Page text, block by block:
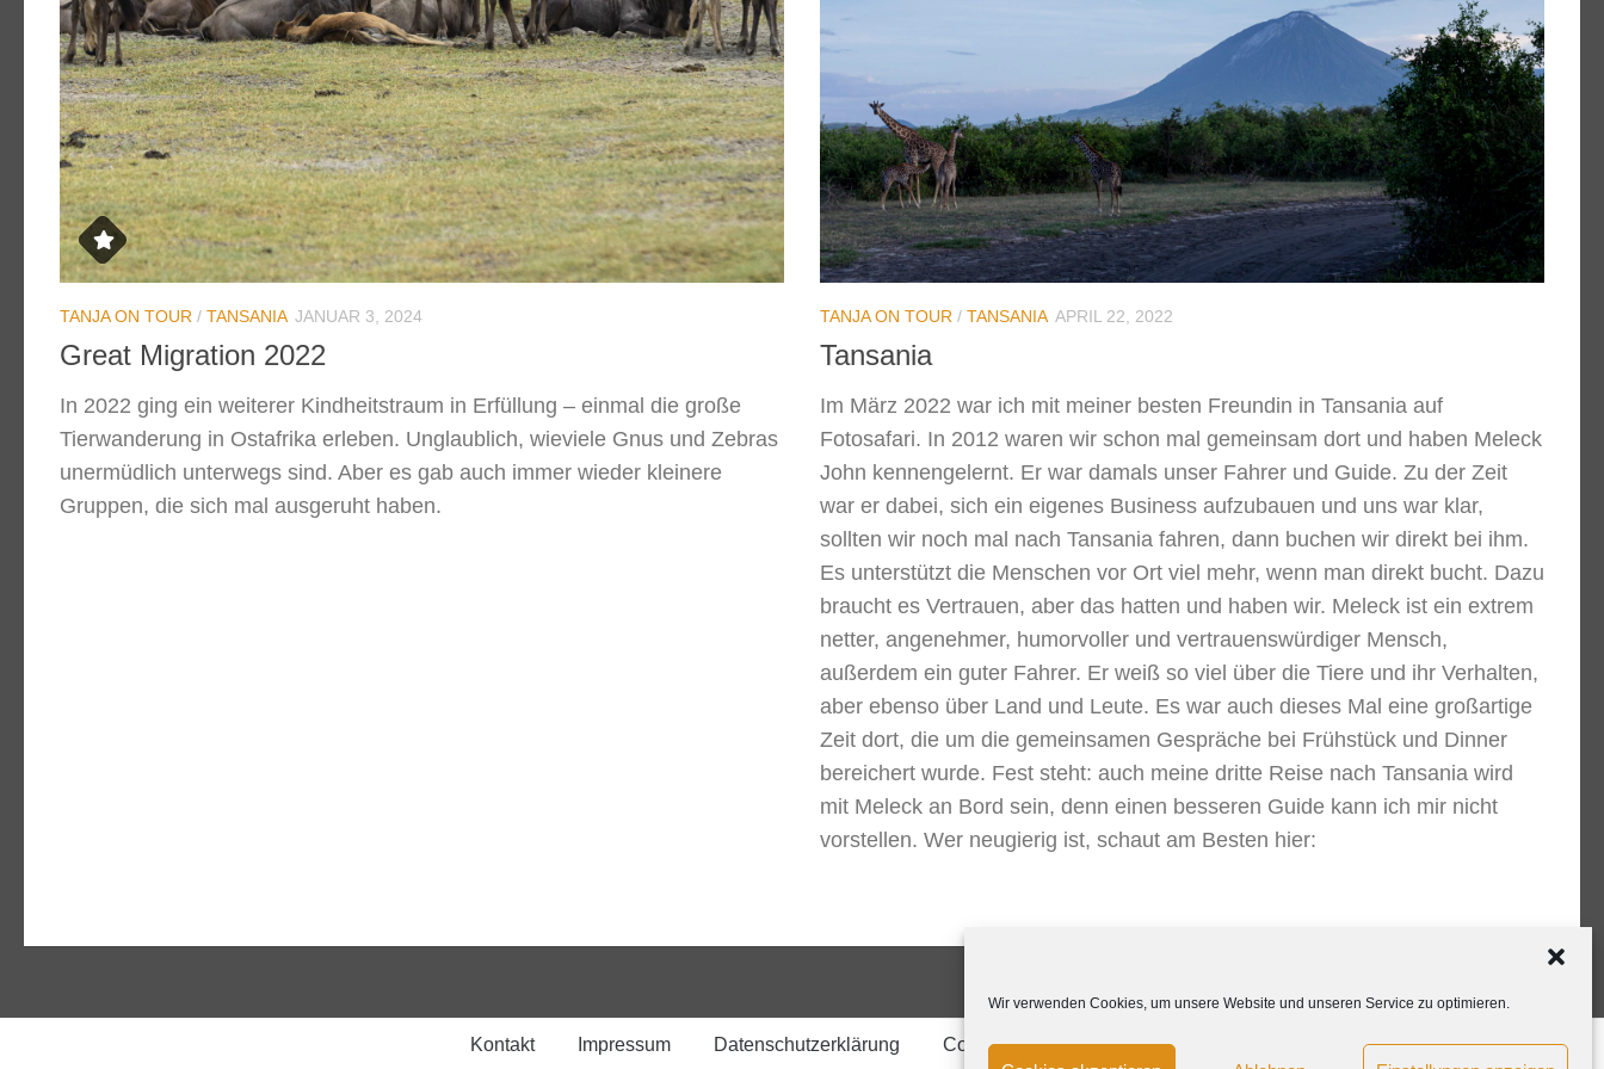
Wir verwenden Cookies, um unsere Website und unseren Service zu optimieren.
TANJA ON TOUR / TANSANIA JANUAR 3, 2024
Great Migration 2022
In 2022 ging ein weiterer Kindheitstraum in Erfüllung – einmal die große
Tierwanderung in Ostafrika erleben. Unglaublich, wieviele Gnus und Zebras
unermüdlich unterwegs sind. Aber es gab auch immer wieder kleinere
Gruppen, die sich mal ausgeruht haben.
TANJA ON TOUR / TANSANIA APRIL 22, 2022
Tansania
Im März 2022 war ich mit meiner besten Freundin in Tansania auf
Fotosafari. In 2012 waren wir schon mal gemeinsam dort und haben Meleck
John kennengelernt. Er war damals unser Fahrer und Guide. Zu der Zeit
war er dabei, sich ein eigenes Business aufzubauen und uns war klar,
sollten wir noch mal nach Tansania fahren, dann buchen wir direkt bei ihm.
Es unterstützt die Menschen vor Ort viel mehr, wenn man direkt bucht. Dazu
braucht es Vertrauen, aber das hatten und haben wir. Meleck ist ein extrem
netter, angenehmer, humorvoller und vertrauenswürdiger Mensch,
außerdem ein guter Fahrer. Er weiß so viel über die Tiere und ihr Verhalten,
aber ebenso über Land und Leute. Es war auch dieses Mal eine großartige
Zeit dort, die um die gemeinsamen Gespräche bei Frühstück und Dinner
bereichert wurde. Fest steht: auch meine dritte Reise nach Tansania wird
mit Meleck an Bord sein, denn einen besseren Guide kann ich mir nicht
vorstellen. Wer neugierig ist, schaut am Besten hier:
Kontakt Impressum Datenschutzerklärung Cookie-Richtlinie (EU)